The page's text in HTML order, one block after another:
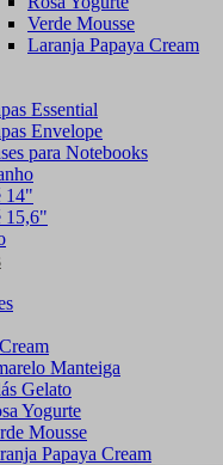
Verde Mousse
Laranja Papaya Cream
Essential
Envelope
para Notebooks
14"
15,6"
Manteiga
Gelato
Yogurte
Mousse
Papaya Cream